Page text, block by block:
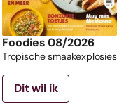
Foodies 08/2026
Tropische smaakexplosies
Dit wil ik